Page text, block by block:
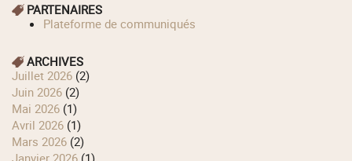
PARTENAIRES
Plateforme de communiqués
ARCHIVES
juillet 2026 (2)
juin 2026 (2)
mai 2026 (1)
avril 2026 (1)
mars 2026 (2)